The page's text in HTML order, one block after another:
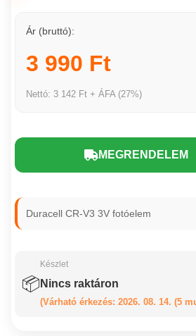
Ár (bruttó):
3 990 Ft
Nettó: 3 142 Ft + ÁFA (27%)
MEGRENDELEM
Duracell CR-V3 3V fotóelem
📦
Készlet
Nincs raktáron
(Várható érkezés: 2026. 08. 14. (5